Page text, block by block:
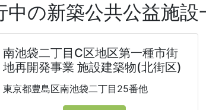
中の新築公共公益施設
南池袋二丁目C区地区第一種市街
地再開発事業 施設建築物(北街区)
東京都豊島区南池袋二丁目25番他